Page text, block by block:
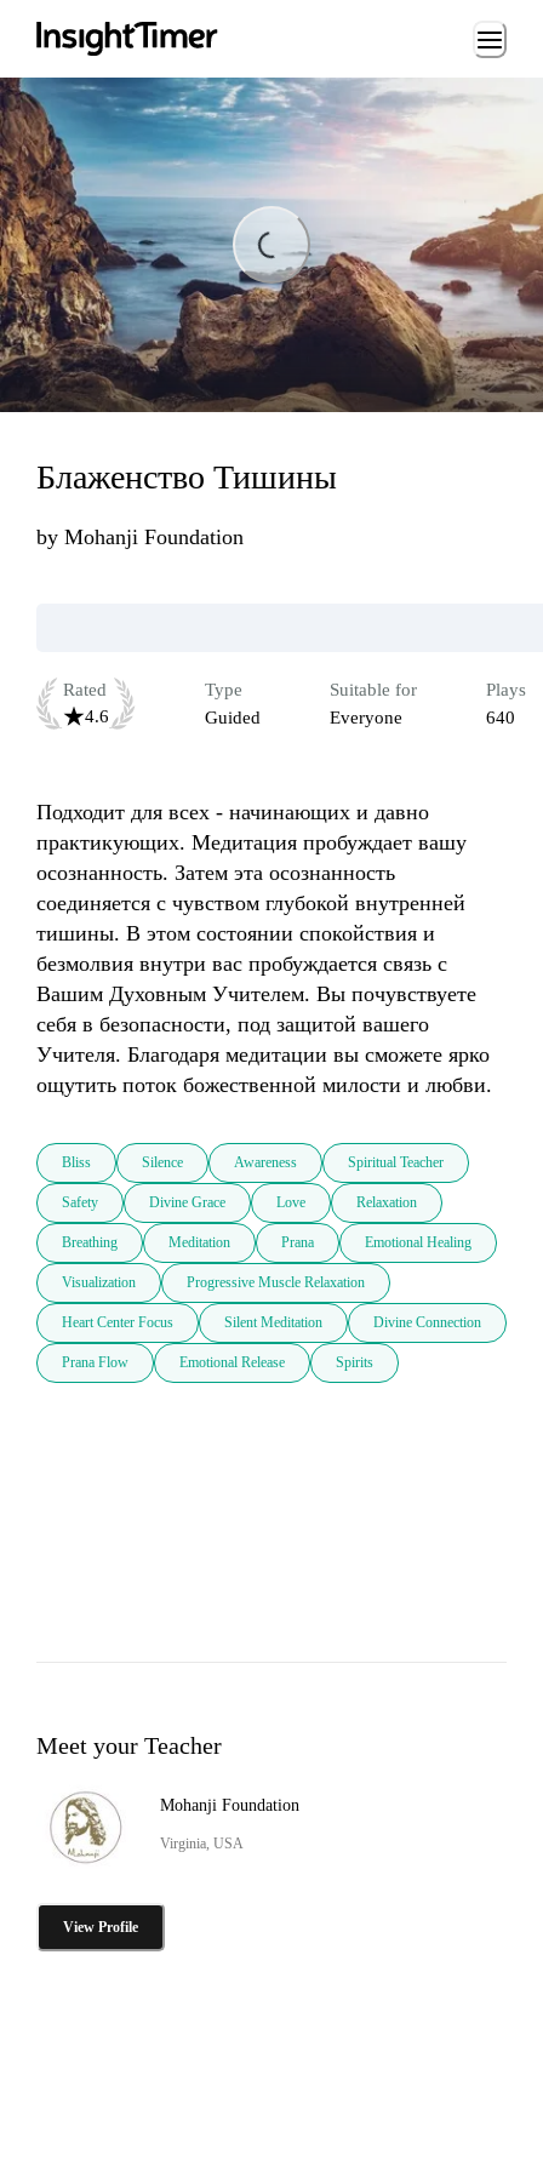
Loading...
Loading...Блаженство Тишины
by Mohanji Foundation
Rated
4.6
Type
Guided
Suitable for
Everyone
Plays
640
Подходит для всех - начинающих и давно
практикующих. Медитация пробуждает вашу
осознанность. Затем эта осознанность
соединяется с чувством глубокой внутренней
тишины. В этом состоянии спокойствия и
безмолвия внутри вас пробуждается связь с
Вашим Духовным Учителем. Вы почувствуете
себя в безопасности, под защитой вашего
Учителя. Благодаря медитации вы сможете ярко
ощутить поток божественной милости и любви.
Bliss Silence Awareness Spiritual Teacher
Safety Divine Grace Love Relaxation
Breathing Meditation Prana Emotional Healing
Visualization Progressive Muscle Relaxation
Heart Center Focus Silent Meditation Divine Connection
Prana Flow Emotional Release Spirits
Meet your Teacher
Mohanji Foundation
Virginia, USA
View Profile